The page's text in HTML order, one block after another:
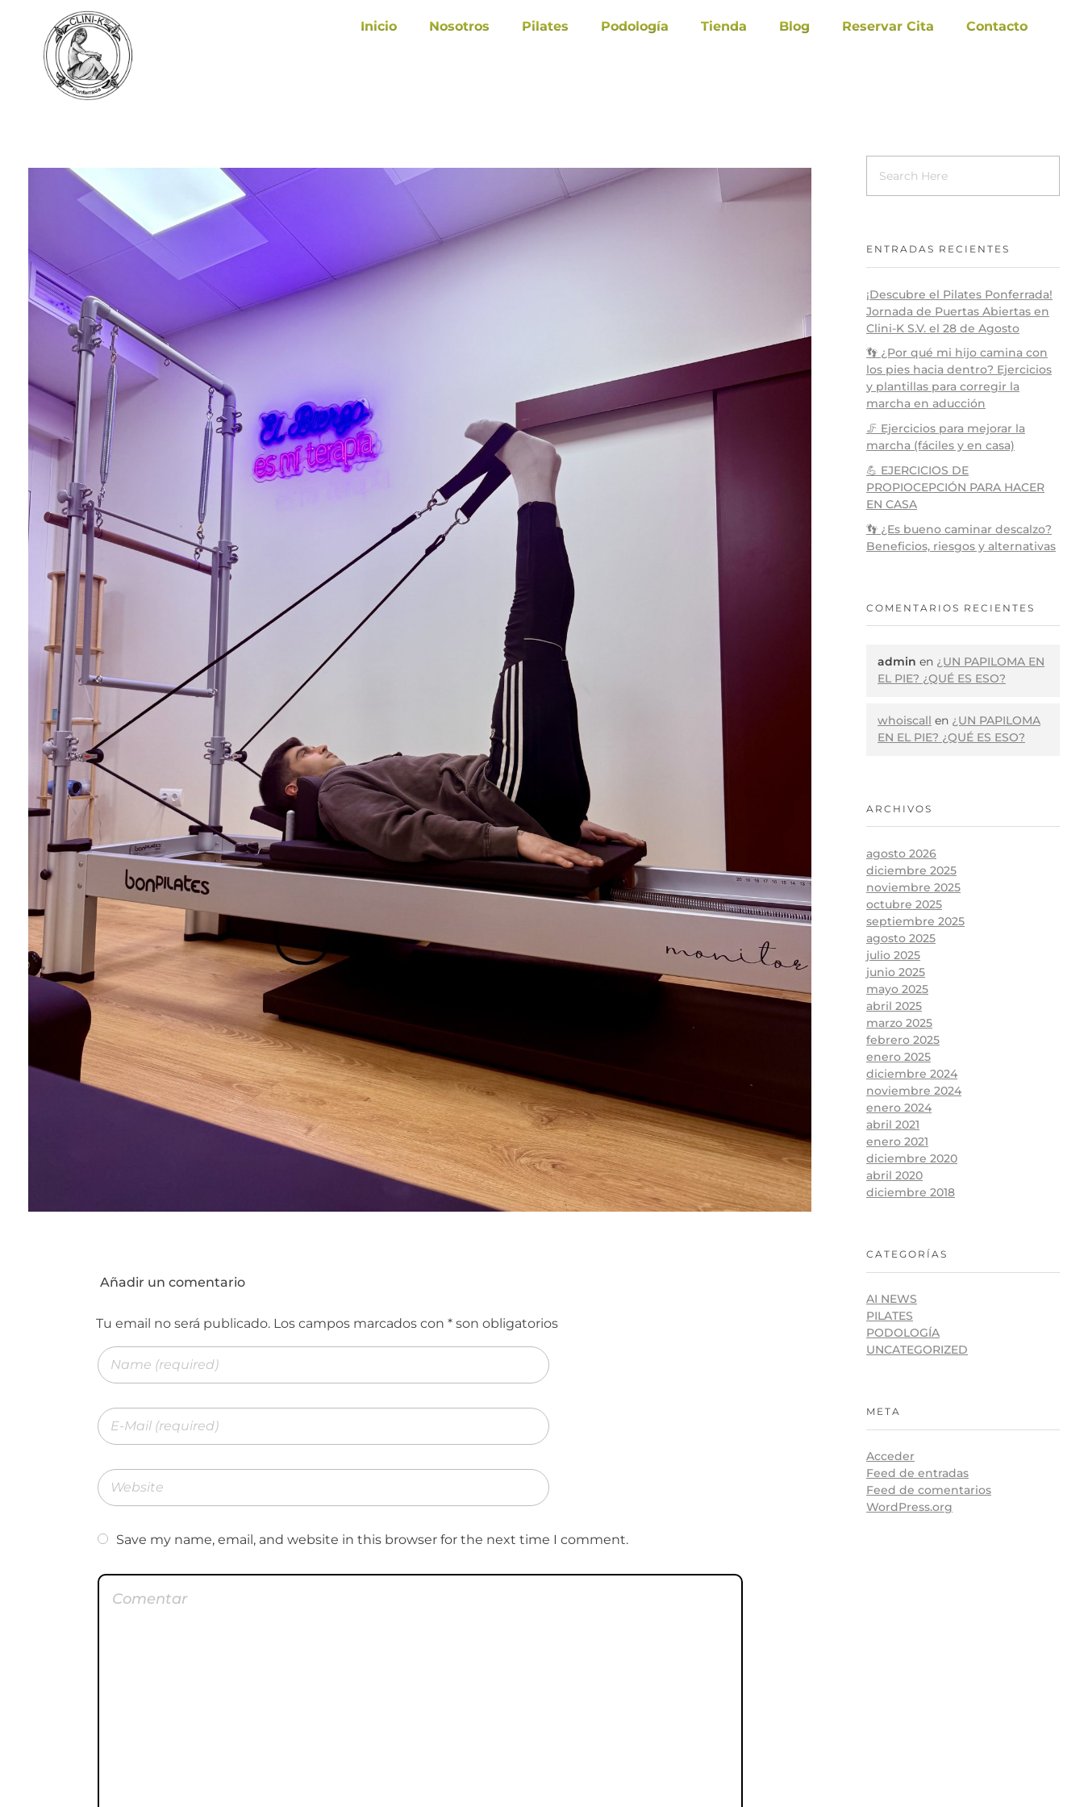
Inicio Nosotros Pilates Podología Tienda Blog Reservar Cita Contacto
Save my name, email, and website in this browser for the next time I comment.
ENTRADAS RECIENTES
¡Descubre el Pilates Ponferrada!
Jornada de Puertas Abiertas en
Clini-K S.V. el 28 de Agosto
👣 ¿Por qué mi hijo camina con
los pies hacia dentro? Ejercicios
y plantillas para corregir la
marcha en aducción
🦵 Ejercicios para mejorar la
marcha (fáciles y en casa)
💪 EJERCICIOS DE
PROPIOCEPCIÓN PARA HACER
EN CASA
👣 ¿Es bueno caminar descalzo?
Beneficios, riesgos y alternativas
COMENTARIOS RECIENTES
admin en ¿UN PAPILOMA EN
EL PIE? ¿QUÉ ES ESO?
whoiscall en ¿UN PAPILOMA
EN EL PIE? ¿QUÉ ES ESO?
ARCHIVOS
agosto 2026
diciembre 2025
noviembre 2025
octubre 2025
septiembre 2025
agosto 2025
julio 2025
junio 2025
mayo 2025
abril 2025
marzo 2025
febrero 2025
enero 2025
diciembre 2024
noviembre 2024
enero 2024
abril 2021
enero 2021
diciembre 2020
abril 2020
diciembre 2018
CATEGORÍAS
AI NEWS
PILATES
PODOLOGÍA
UNCATEGORIZED
META
Acceder
Feed de entradas
Feed de comentarios
WordPress.org